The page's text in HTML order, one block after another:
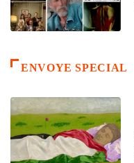
ENVOYE SPECIAL